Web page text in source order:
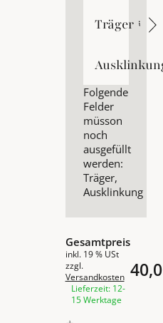
Träger
Träger
Ausklinkung
Folgende
Felder
müsson
noch
ausgefüllt
werden:
Träger,
Ausklinkung
Gesamtpreis
inkl. 19 % USt
zzgl.
Versandkosten
Lieferzeit: 12-
15 Werktage